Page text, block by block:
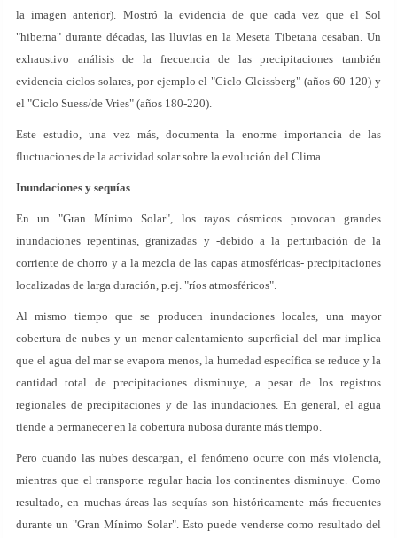
la imagen anterior). Mostró la evidencia de que cada vez que el Sol
"hiberna" durante décadas, las lluvias en la Meseta Tibetana cesaban. Un
exhaustivo análisis de la frecuencia de las precipitaciones también
evidencia ciclos solares, por ejemplo el "Ciclo Gleissberg" (años 60-120) y
el "Ciclo Suess/de Vries" (años 180-220).
Este estudio, una vez más, documenta la enorme importancia de las
fluctuaciones de la actividad solar sobre la evolución del Clima.
Inundaciones y sequías
En un "Gran Mínimo Solar", los rayos cósmicos provocan grandes
inundaciones repentinas, granizadas y -debido a la perturbación de la
corriente de chorro y a la mezcla de las capas atmosféricas- precipitaciones
localizadas de larga duración, p.ej. "ríos atmosféricos".
Al mismo tiempo que se producen inundaciones locales, una mayor
cobertura de nubes y un menor calentamiento superficial del mar implica
que el agua del mar se evapora menos, la humedad específica se reduce y la
cantidad total de precipitaciones disminuye, a pesar de los registros
regionales de precipitaciones y de las inundaciones. En general, el agua
tiende a permanecer en la cobertura nubosa durante más tiempo.
Pero cuando las nubes descargan, el fenómeno ocurre con más violencia,
mientras que el transporte regular hacia los continentes disminuye. Como
resultado, en muchas áreas las sequías son históricamente más frecuentes
durante un "Gran Mínimo Solar". Esto puede venderse como resultado del